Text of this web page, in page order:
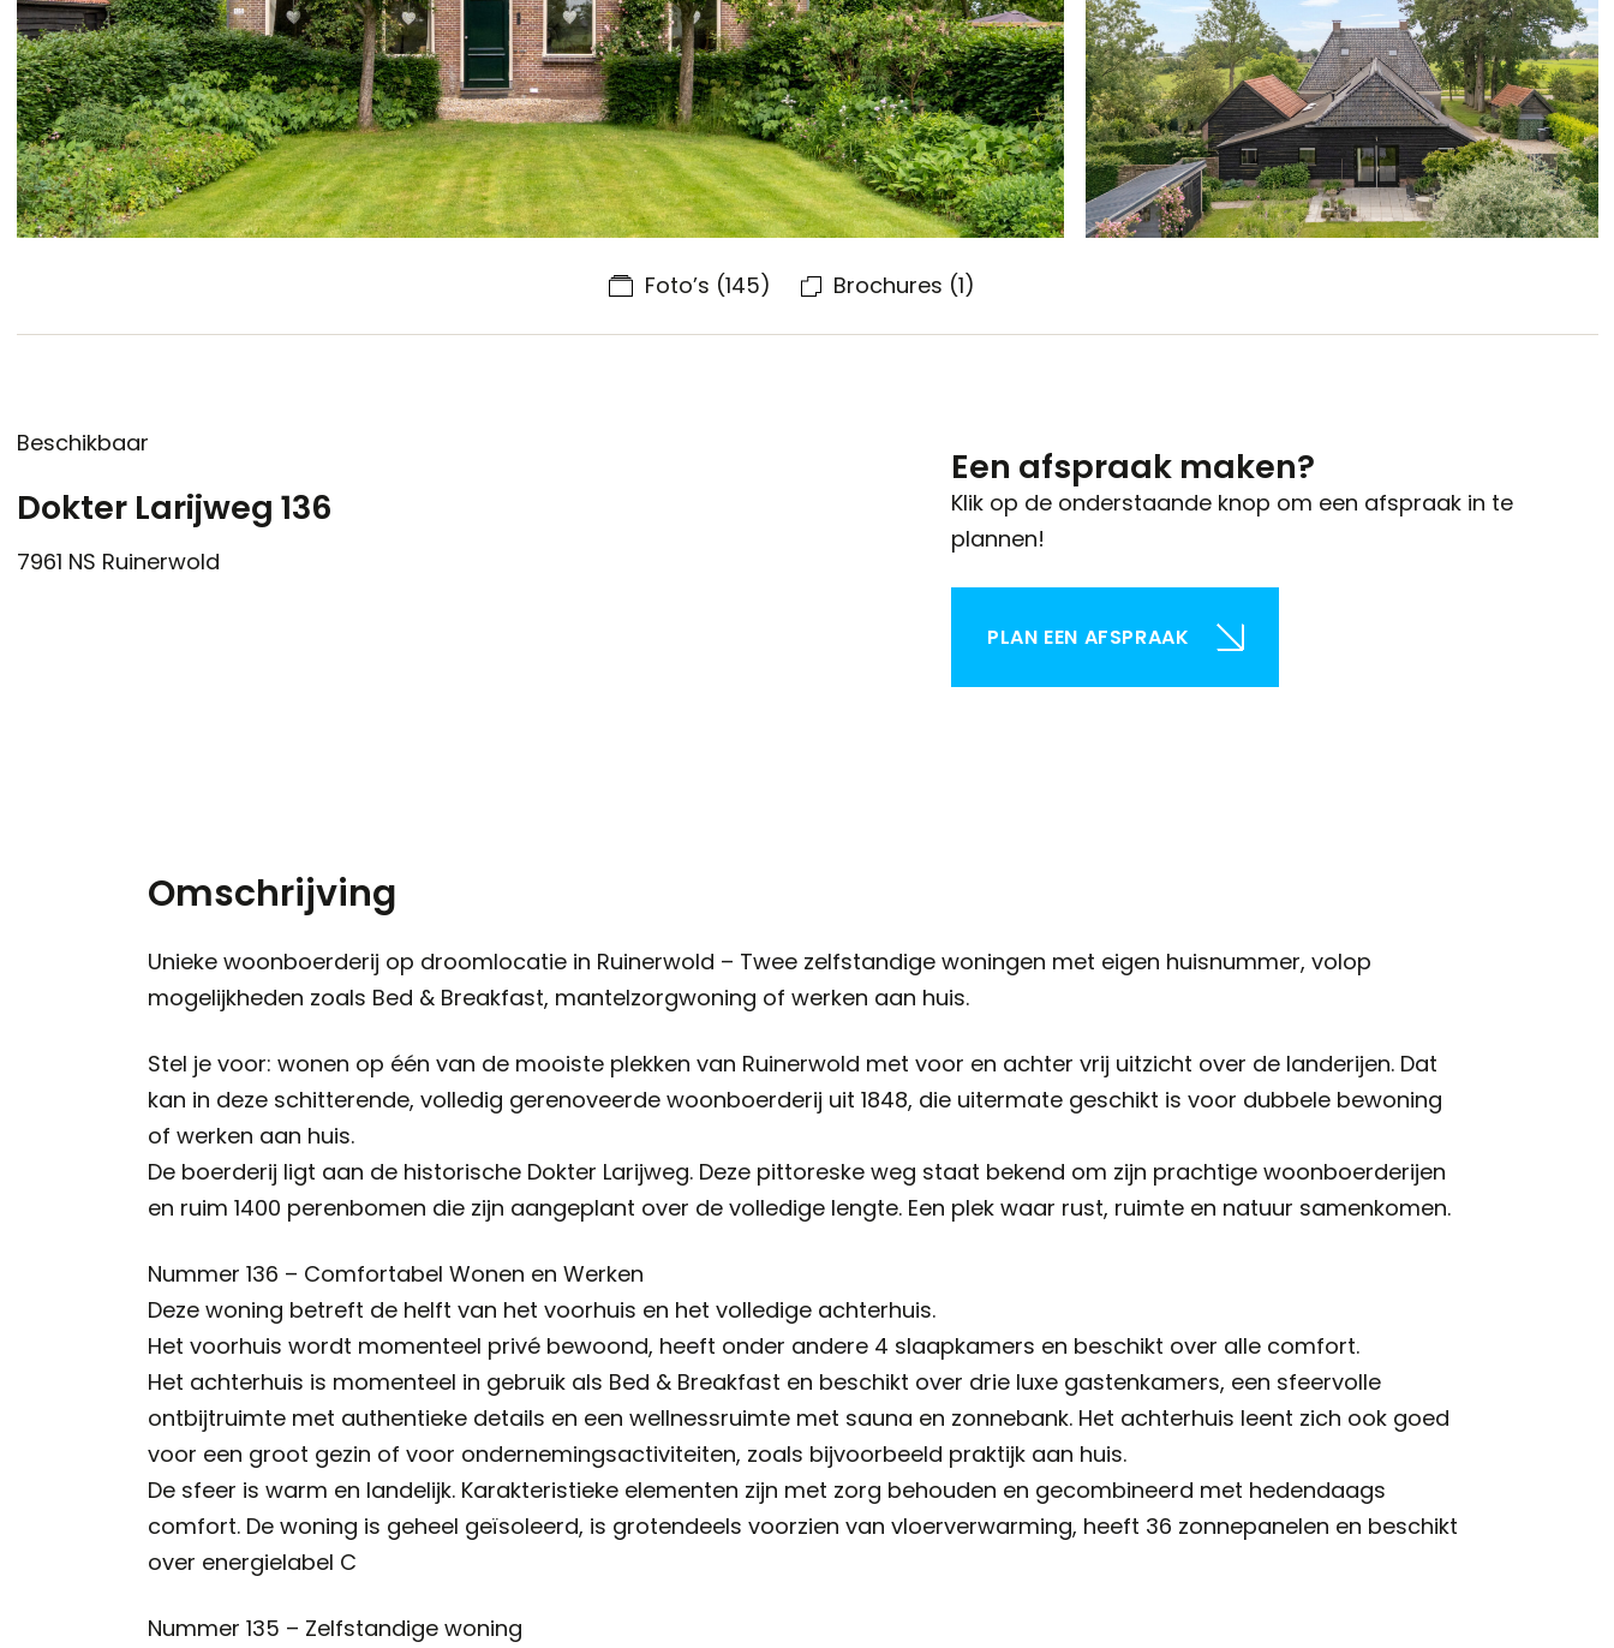
Foto’s (145) Brochures (1)
Beschikbaar
Dokter Larijweg 136
7961 NS Ruinerwold
Een afspraak maken?
Klik op de onderstaande knop om een afspraak in te
plannen!
PLAN EEN AFSPRAAK
Omschrijving
Unieke woonboerderij op droomlocatie in Ruinerwold – Twee zelfstandige woningen met eigen huisnummer, volop
mogelijkheden zoals Bed & Breakfast, mantelzorgwoning of werken aan huis.
Stel je voor: wonen op één van de mooiste plekken van Ruinerwold met voor en achter vrij uitzicht over de landerijen. Dat
kan in deze schitterende, volledig gerenoveerde woonboerderij uit 1848, die uitermate geschikt is voor dubbele bewoning
of werken aan huis.
De boerderij ligt aan de historische Dokter Larijweg. Deze pittoreske weg staat bekend om zijn prachtige woonboerderijen
en ruim 1400 perenbomen die zijn aangeplant over de volledige lengte. Een plek waar rust, ruimte en natuur samenkomen.
Nummer 136 – Comfortabel Wonen en Werken
Deze woning betreft de helft van het voorhuis en het volledige achterhuis.
Het voorhuis wordt momenteel privé bewoond, heeft onder andere 4 slaapkamers en beschikt over alle comfort.
Het achterhuis is momenteel in gebruik als Bed & Breakfast en beschikt over drie luxe gastenkamers, een sfeervolle
ontbijtruimte met authentieke details en een wellnessruimte met sauna en zonnebank. Het achterhuis leent zich ook goed
voor een groot gezin of voor ondernemingsactiviteiten, zoals bijvoorbeeld praktijk aan huis.
De sfeer is warm en landelijk. Karakteristieke elementen zijn met zorg behouden en gecombineerd met hedendaags
comfort. De woning is geheel geïsoleerd, is grotendeels voorzien van vloerverwarming, heeft 36 zonnepanelen en beschikt
over energielabel C
Nummer 135 – Zelfstandige woning